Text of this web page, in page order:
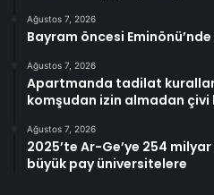
Ağustos 7, 2026
Bayram öncesi
Ağustos 7, 2026
Apartmanda tadilat
komşudan izin almadan
Ağustos 7, 2026
2025’te Ar-Ge’ye 254
büyük pay üniversitelere